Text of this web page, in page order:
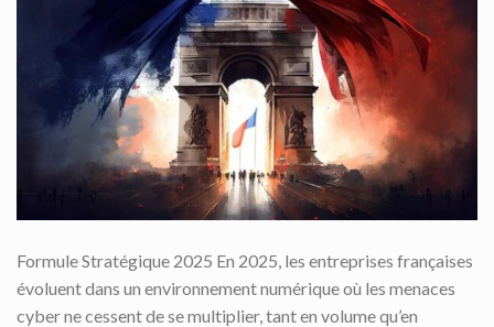
Formule Stratégique 2025 En 2025, les entreprises françaises
évoluent dans un environnement numérique où les menaces
cyber ne cessent de se multiplier, tant en volume qu’en